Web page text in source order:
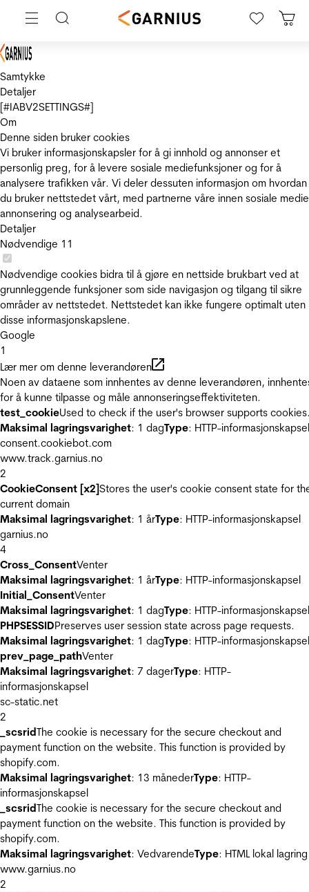
Samtykke
Detaljer
[#IABV2SETTINGS#]
Om
Denne siden bruker cookies
Vi bruker informasjonskapsler for å gi innhold og annonser et
personlig preg, for å levere sosiale mediefunksjoner og for å
analysere trafikken vår. Vi deler dessuten informasjon om hvordan
du bruker nettstedet vårt, med partnerne våre innen sosiale
annonsering og analysearbeid.
Detaljer
Nødvendige 11
Nødvendige cookies bidra til å gjøre en nettside brukbart ved at
grunnleggende funksjoner som side navigasjon og tilgang til sikre
områder av nettstedet. Nettstedet kan ikke fungere optimalt uten
disse informasjonskapslene.
Google
1
Lær mer om denne leverandøren
Noen av dataene som innhentes av denne leverandøren,
for å kunne tilpasse og måle annonseringseffektiviteten.
test_cookieUsed to check if the user's browser supports
Maksimal lagringsvarighet: 1 dagType: HTTP-informasjonskapsel
consent.cookiebot.com
www.track.garnius.no
2
CookieConsent [x2]Stores the user's cookie consent state for
current domain
Maksimal lagringsvarighet: 1 årType: HTTP-informasjonskapsel
garnius.no
4
Cross_ConsentVenter
Maksimal lagringsvarighet: 1 årType: HTTP-informasjonskapsel
Initial_ConsentVenter
Maksimal lagringsvarighet: 1 dagType: HTTP-informasjonskapsel
PHPSESSIDPreserves user session state across page requests.
Maksimal lagringsvarighet: 1 dagType: HTTP-informasjonskapsel
prev_page_pathVenter
Maksimal lagringsvarighet: 7 dagerType: HTTP-
informasjonskapsel
sc-static.net
2
_scsridThe cookie is necessary for the secure checkout and
payment function on the website. This function is provided by
shopify.com.
Maksimal lagringsvarighet: 13 månederType: HTTP-
informasjonskapsel
_scsridThe cookie is necessary for the secure checkout and
payment function on the website. This function is provided by
shopify.com.
Maksimal lagringsvarighet: VedvarendeType: HTML lokal lagring
www.garnius.no
2